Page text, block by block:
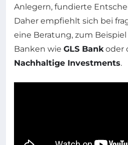
Anlegern, fundierte
Daher empfiehlt sich bei
eine Beratung, zum
Banken wie GLS Bankoder
Nachhaltige Investments.